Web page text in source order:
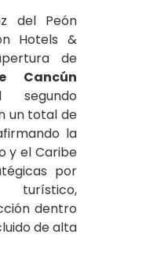
del Peón
Hotels &
de
Cancún
un total de
la
y el Caribe
por
dentro
de alta